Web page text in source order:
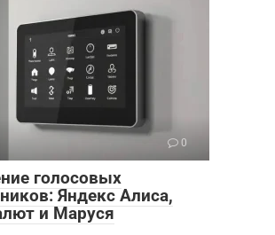
0
голосовых
Яндекс Алиса,
и Маруся